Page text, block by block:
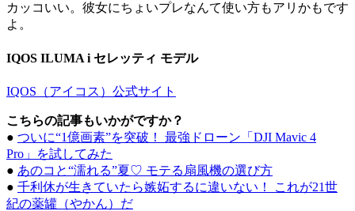
カッコいい。彼女にちょいプレなんて使い方もアリかもです
よ。
IQOS ILUMA i セレッティ モデル
IQOS（アイコス）公式サイト
こちらの記事もいかがですか？
● ついに“1億画素”を突破！ 最強ドローン「DJI Mavic 4
Pro」を試してみた
● あのコと“濡れる”夏♡ モテる扇風機の選び方
● 千利休が生きていたら嫉妬するに違いない！ これが21世
紀の薬罐（やかん）だ